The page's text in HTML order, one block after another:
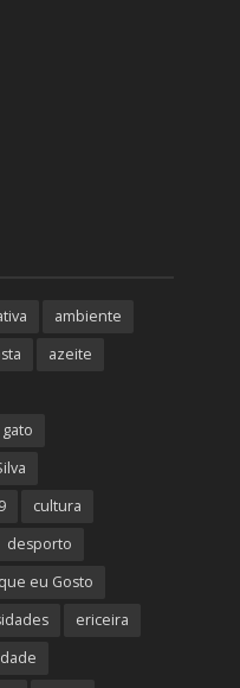
ambiente
azeite
cultura
desporto
eu Gosto
ericeira